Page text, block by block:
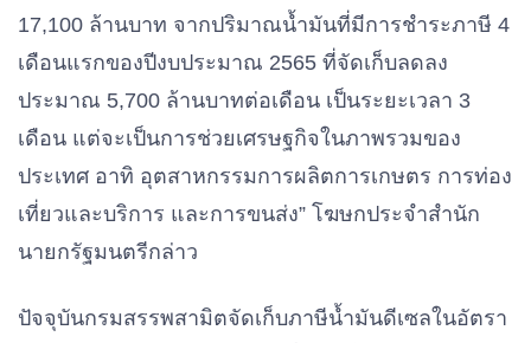
17,100 ล้านบาท จากปริมาณน้ำมันที่มีการชำระภาษี 4
เดือนแรกของปีงบประมาณ 2565 ที่จัดเก็บลดลง
ประมาณ 5,700 ล้านบาทต่อเดือน เป็นระยะเวลา 3
เดือน แต่จะเป็นการช่วยเศรษฐกิจในภาพรวมของ
ประเทศ อาทิ อุตสาหกรรมการผลิตการเกษตร การท่อง
เที่ยวและบริการ และการขนส่ง” โฆษกประจำสำนัก
นายกรัฐมนตรีกล่าว
ปัจจุบันกรมสรรพสามิตจัดเก็บภาษีน้ำมันดีเซลในอัตรา